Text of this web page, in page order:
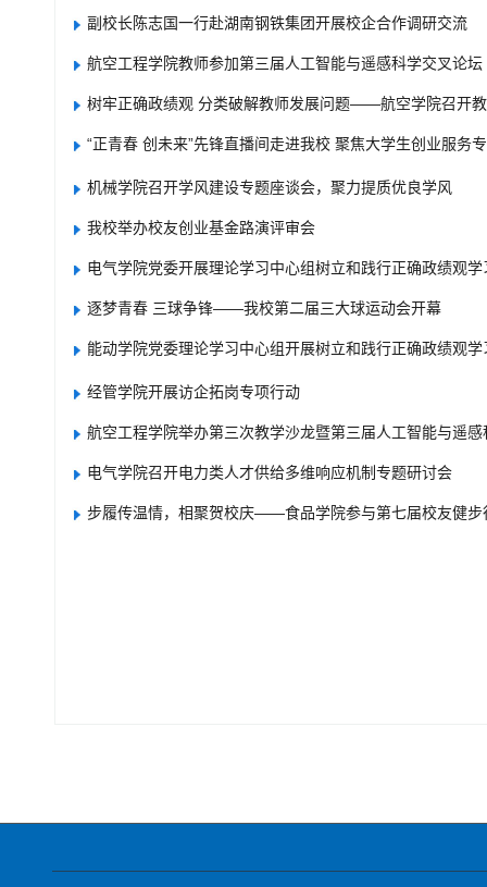
副校长陈志国一行赴湖南钢铁集团开展校企合作调研交流
航空工程学院教师参加第三届人工智能与遥感科学交叉论
树牢正确政绩观 分类破解教师发展问题——航空学院召开
“正青春 创未来”先锋直播间走进我校 聚焦大学生创业服务
机械学院召开学风建设专题座谈会，聚力提质优良学风
我校举办校友创业基金路演评审会
电气学院党委开展理论学习中心组树立和践行正确政绩观
逐梦青春 三球争锋——我校第二届三大球运动会开幕
能动学院党委理论学习中心组开展树立和践行正确政绩观
经管学院开展访企拓岗专项行动
航空工程学院举办第三次教学沙龙暨第三届人工智能与遥
电气学院召开电力类人才供给多维响应机制专题研讨会
步履传温情，相聚贺校庆——食品学院参与第七届校友健